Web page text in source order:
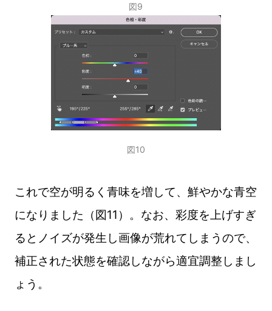
図9
図10
これで空が明るく青味を増して、鮮やかな青空
になりました（図11）。なお、彩度を上げすぎ
るとノイズが発生し画像が荒れてしまうので、
補正された状態を確認しながら適宜調整しまし
ょう。